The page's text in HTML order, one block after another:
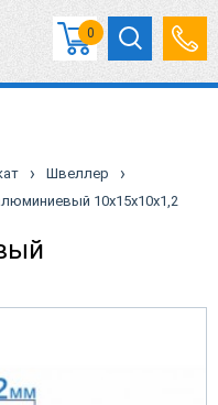
0
› Швеллер ›
10х15х10х1,2